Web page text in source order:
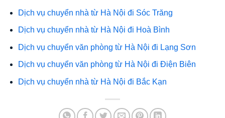
Dịch vụ chuyển nhà từ Hà Nội đi Sóc Trăng
Dịch vụ chuyển nhà từ Hà Nội đi Hoà Bình
Dịch vụ chuyển văn phòng từ Hà Nội đi Lạng Sơn
Dịch vụ chuyển văn phòng từ Hà Nội đi Điện Biên
Dịch vụ chuyển nhà từ Hà Nội đi Bắc Kạn